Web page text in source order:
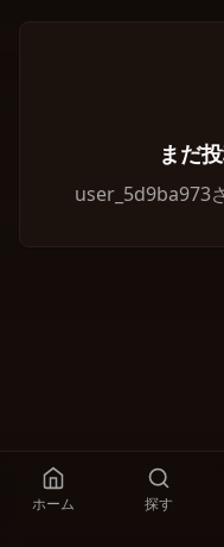
ホーム 探す
まだ
user_5d9ba973